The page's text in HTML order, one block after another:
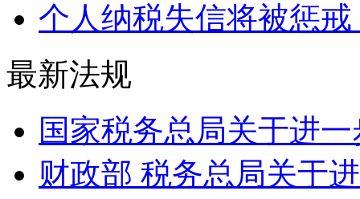
个人纳税失信将被惩
最新法规
国家税务总局关于进
财政部 税务总局关于